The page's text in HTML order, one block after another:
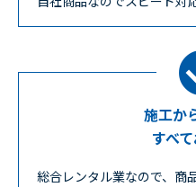
施工か
すべ
総合レンタル業なので、商